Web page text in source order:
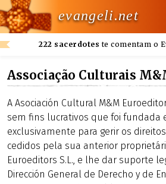
evangeli.net
222 sacerdotes te comentam o
Associação Culturais
A Asociación Cultural M&M
sem fins lucrativos que foi fundada
exclusivamente para gerir os
cedidos pela sua anterior
Euroeditors S.L., e lhe dar suporte
Dirección General de Derecho y de